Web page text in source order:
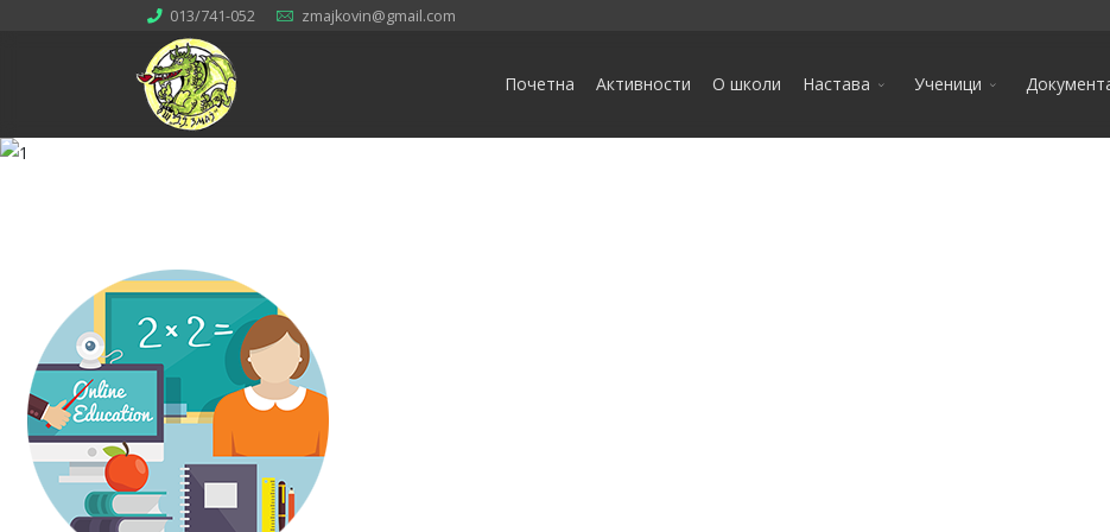
013/741-052 zmajkovin@gmail.com
Почетна Активности О школи Настава Ученици